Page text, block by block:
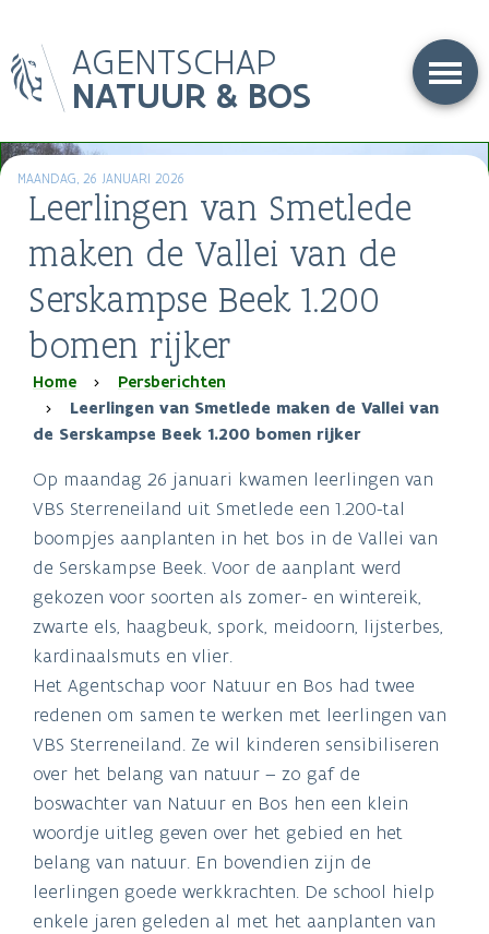
en
naar
gaan
AGENTSCHAP
NATUUR & BOS
MAANDAG, 26 JANUARI 2026
Leerlingen van Smetlede
maken de Vallei van de
Serskampse Beek 1.200
bomen rijker
Kruimelpad
Home
Persberichten
Leerlingen van Smetlede maken de Vallei van
de Serskampse Beek 1.200 bomen rijker
Op maandag 26 januari kwamen leerlingen van
VBS Sterreneiland uit Smetlede een 1.200-tal
boompjes aanplanten in het bos in de Vallei van
de Serskampse Beek. Voor de aanplant werd
gekozen voor soorten als zomer- en wintereik,
zwarte els, haagbeuk, spork, meidoorn, lijsterbes,
kardinaalsmuts en vlier.
Het Agentschap voor Natuur en Bos had twee
redenen om samen te werken met leerlingen van
VBS Sterreneiland. Ze wil kinderen sensibiliseren
over het belang van natuur – zo gaf de
boswachter van Natuur en Bos hen een klein
woordje uitleg geven over het gebied en het
belang van natuur. En bovendien zijn de
leerlingen goede werkkrachten. De school hielp
enkele jaren geleden al met het aanplanten van